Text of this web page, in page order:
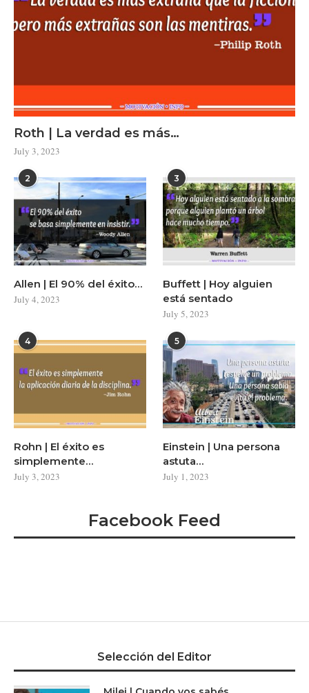
Roth | La verdad es más…
July 3, 2023
2
Allen | El 90% del éxito…
July 4, 2023
3
Buffett | Hoy alguien
está sentado
July 5, 2023
4
Rohn | El éxito es
simplemente…
July 3, 2023
5
Einstein | Una persona
astuta…
July 1, 2023
Facebook Feed
Selección del Editor